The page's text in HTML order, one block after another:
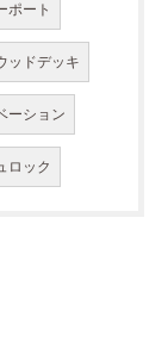
ポート
ッドデッキ
ーション
ロック